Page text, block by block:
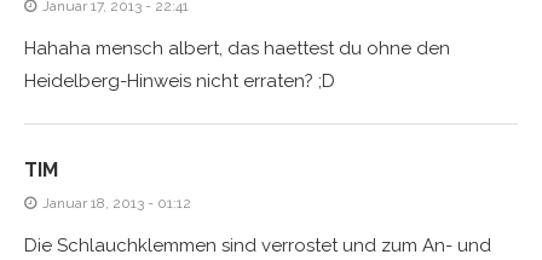
Januar 17, 2013 - 22:41
Hahaha mensch albert, das haettest du ohne den
Heidelberg-Hinweis nicht erraten? ;D
TIM
Januar 18, 2013 - 01:12
Die Schlauchklemmen sind verrostet und zum An- und